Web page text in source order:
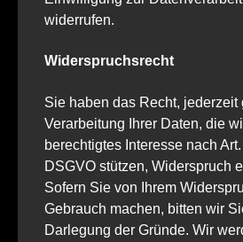
widerrufen.
Widerspruchsrecht
Sie haben das Recht, jederzeit
Verarbeitung Ihrer Daten, die
berechtigtes Interesse nach
DSGVO stützen, Widerspruch
Sofern Sie von Ihrem
Gebrauch machen, bitten wir
Darlegung der Gründe. Wir